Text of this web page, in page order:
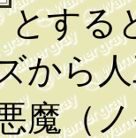
とする
から
魔（